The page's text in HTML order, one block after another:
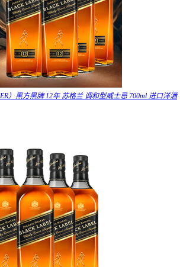
）黑方黑牌 12年 苏格兰 调和型威士忌 700ml 进口洋酒